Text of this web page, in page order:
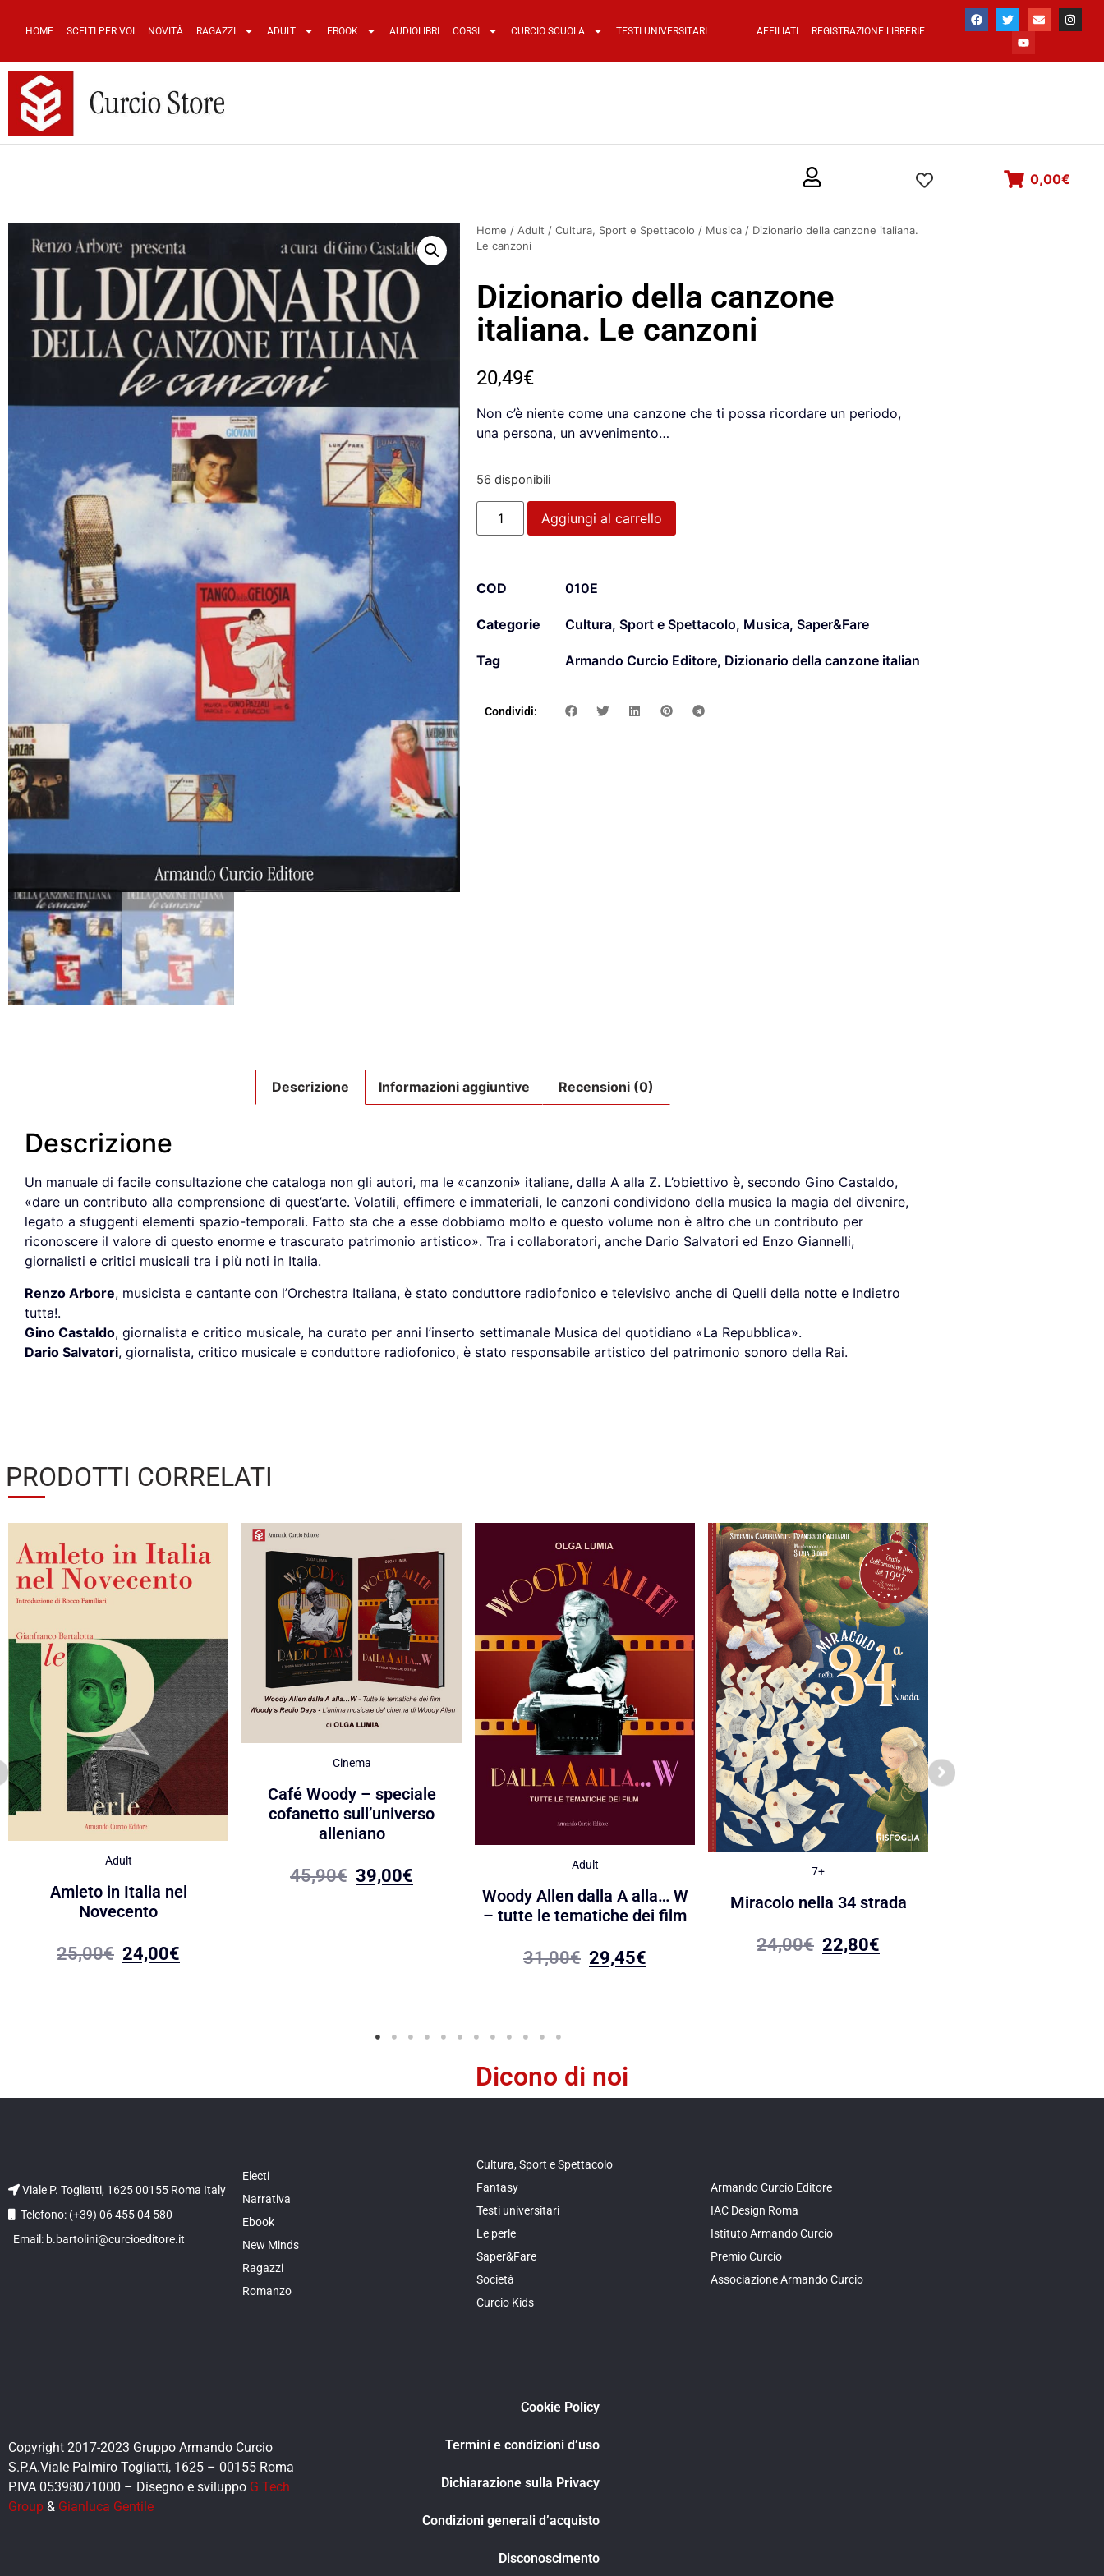
HOME SCELTI PER VOI NOVITÀ RAGAZZI ADULT EBOOK AUDIOLIBRI CORSI CURCIO SCUOLA TESTI UNIVERSITARI AFFILIATI REGISTRAZIONE LIBRERIE
0,00€
Home / Adult / Cultura, Sport e Spettacolo / Musica / Dizionario della canzone italiana.
Le canzoni
Dizionario della canzone
italiana. Le canzoni
20,49€
Non c’è niente come una canzone che ti possa ricordare un periodo,
una persona, un avvenimento…
56 disponibili
Aggiungi al carrello
COD 010E
Categorie Cultura, Sport e Spettacolo, Musica, Saper&Fare
Tag Armando Curcio Editore, Dizionario della canzone italian
Condividi:
Descrizione Informazioni aggiuntive Recensioni (0)
Descrizione
Un manuale di facile consultazione che cataloga non gli autori, ma le «canzoni» italiane, dalla A alla Z. L’obiettivo è, secondo Gino Castaldo,
«dare un contributo alla comprensione di quest’arte. Volatili, effimere e immateriali, le canzoni condividono della musica la magia del divenire,
legato a sfuggenti elementi spazio-temporali. Fatto sta che a esse dobbiamo molto e questo volume non è altro che un contributo per
riconoscere il valore di questo enorme e trascurato patrimonio artistico». Tra i collaboratori, anche Dario Salvatori ed Enzo Giannelli,
giornalisti e critici musicali tra i più noti in Italia.
Renzo Arbore, musicista e cantante con l’Orchestra Italiana, è stato conduttore radiofonico e televisivo anche di Quelli della notte e Indietro
tutta!.
Gino Castaldo, giornalista e critico musicale, ha curato per anni l’inserto settimanale Musica del quotidiano «La Repubblica».
Dario Salvatori, giornalista, critico musicale e conduttore radiofonico, è stato responsabile artistico del patrimonio sonoro della Rai.
PRODOTTI CORRELATI
Adult
Amleto in Italia nel
Novecento
25,00€ 24,00€
Cinema
Café Woody – speciale
cofanetto sull’universo
alleniano
45,90€ 39,00€
Adult
Woody Allen dalla A alla… W
– tutte le tematiche dei film
31,00€ 29,45€
7+
Miracolo nella 34 strada
24,00€ 22,80€
Dicono di noi
Viale P. Togliatti, 1625 00155 Roma Italy
Telefono: (+39) 06 455 04 580
Email: b.bartolini@curcioeditore.it
Electi
Narrativa
Ebook
New Minds
Ragazzi
Romanzo
Cultura, Sport e Spettacolo
Fantasy
Testi universitari
Le perle
Saper&Fare
Società
Curcio Kids
Armando Curcio Editore
IAC Design Roma
Istituto Armando Curcio
Premio Curcio
Associazione Armando Curcio
Copyright 2017-2023 Gruppo Armando Curcio
S.P.A.Viale Palmiro Togliatti, 1625 – 00155 Roma
P.IVA 05398071000 – Disegno e sviluppo G Tech
Group & Gianluca Gentile
Cookie Policy
Termini e condizioni d’uso
Dichiarazione sulla Privacy
Condizioni generali d’acquisto
Disconoscimento